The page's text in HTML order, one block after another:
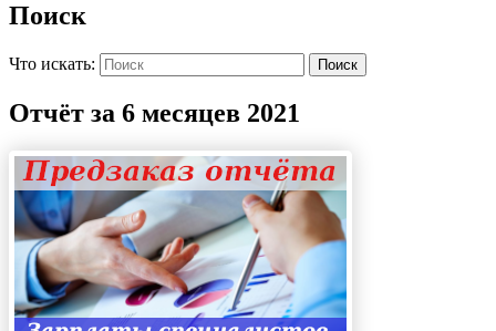
Поиск
Что искать: Поиск
Отчёт за 6 месяцев 2021